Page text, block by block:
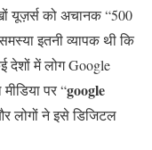
यूज़र्स को अचानक “500
इतनी व्यापक थी कि
देशों में लोग Google
पर “google
लोगों ने इसे डिजिटल